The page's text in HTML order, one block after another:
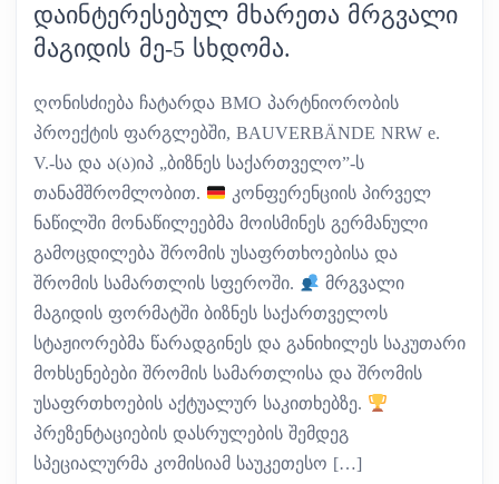
ᲓᲐᲘᲜᲢᲔᲠᲔᲡᲔᲑᲣᲚ ᲛᲮᲐᲠᲔᲗᲐ ᲛᲠᲒᲕᲐᲚᲘ
ᲛᲐᲒᲘᲓᲘᲡ ᲛᲔ-5 ᲡᲮᲓᲝᲛᲐ.
ღონისძიება ჩატარდა BMO პარტნიორობის
პროექტის ფარგლებში, BAUVERBÄNDE NRW e.
V.-სა და ა(ა)იპ „ბიზნეს საქართველო”-ს
თანამშრომლობით.
კონფერენციის პირველ
ნაწილში მონაწილეებმა მოისმინეს გერმანული
გამოცდილება შრომის უსაფრთხოებისა და
შრომის სამართლის სფეროში.
მრგვალი
მაგიდის ფორმატში ბიზნეს საქართველოს
სტაჟიორებმა წარადგინეს და განიხილეს საკუთარი
მოხსენებები შრომის სამართლისა და შრომის
უსაფრთხოების აქტუალურ საკითხებზე.
პრეზენტაციების დასრულების შემდეგ
სპეციალურმა კომისიამ საუკეთესო […]